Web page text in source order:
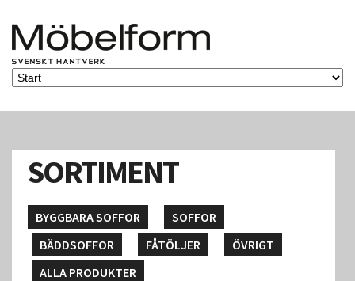
SORTIMENT
BYGGBARA SOFFOR
SOFFOR
BÄDDSOFFOR
FÅTÖLJER
ÖVRIGT
ALLA PRODUKTER